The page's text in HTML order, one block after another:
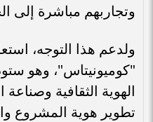
وتجاربهم مباشرة إلى
ولدعم هذا التوجه،
"كوميونيتاس"، وهو
الهوية الثقافية
تطوير هوية المشروع